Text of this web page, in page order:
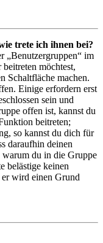
trete ich ihnen bei?
„Benutzergruppen“ im
möchtest,
Schaltfläche machen.
Einige erfordern erst
sein und
offen ist, kannst du
beitreten;
so kannst du dich für
daraufhin deinen
du in die Gruppe
belästige keinen
wird einen Grund